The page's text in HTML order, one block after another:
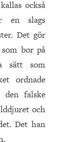
också
en slags
Det gör
bor på
sätt som
ordnade
den falske
och
Det han